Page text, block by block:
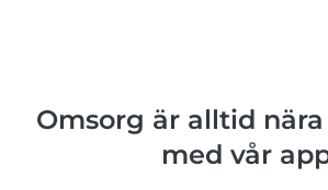
Omsorg är alltid
med vår